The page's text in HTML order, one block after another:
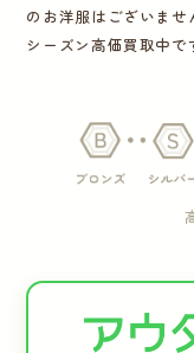
のお洋服はございま
シーズン高価買取中で